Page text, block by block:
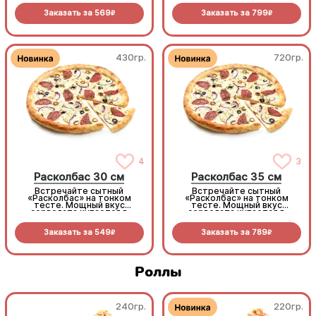
курочка. Микс маслин,
оливок и сладкого шалота
средиземноморский вкус
Заказать за 569R
курочка. Микс маслин,
оливок и сладкого шалота
средиземноморский вкус
Заказать за 799R
430гр.
4
Расколбас 30 см
Встречайте сытный
«Расколбас» на тонком
тесте. Мощный вкус
сервелата купается в
маслины и лук-шалот
добавляют изысканной
пикантности. Тонко, сочно,
Заказать за 549R
720гр.
3
Расколбас 35 см
Встречайте сытный
«Расколбас» на тонком
тесте. Мощный вкус
сервелата купается в
маслины и лук-шалот
добавляют изысканной
пикантности. Тонко, сочно,
Заказать за 789R
Роллы
240гр. 220гр.